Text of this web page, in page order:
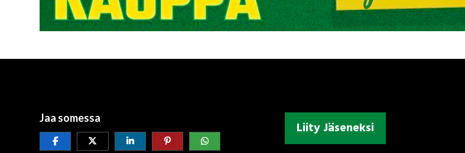
Jaa somessa
Liity Jäseneksi